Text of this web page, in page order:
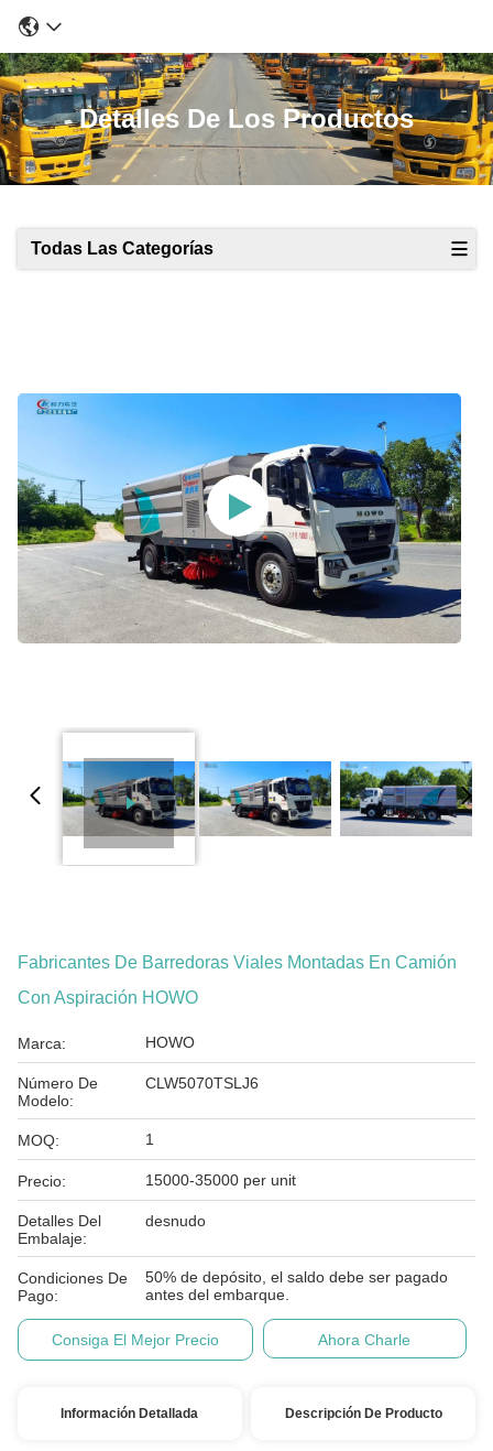
Detalles De Los Productos
Todas Las Categorías
Fabricantes De Barredoras Viales Montadas En Camión
Con Aspiración HOWO
Marca: HOWO
Número De
Modelo:
CLW5070TSLJ6
MOQ: 1
Precio: 15000-35000 per unit
Detalles Del
Embalaje:
desnudo
Condiciones De
Pago:
50% de depósito, el saldo debe ser pagado
antes del embarque.
Consiga El Mejor Precio Ahora Charle
Información Detallada Descripción De Producto